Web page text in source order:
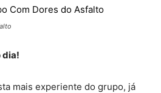
dia!
mais experiente do grupo, já